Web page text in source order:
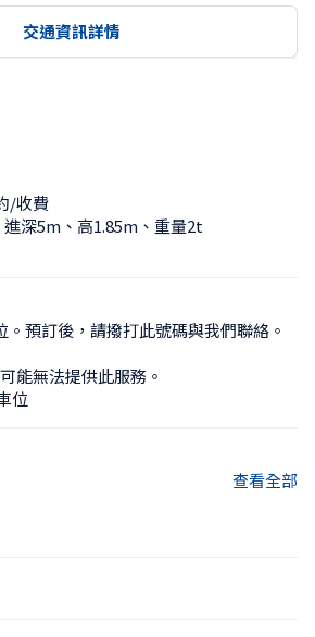
交通資訊詳情
/收費
深5m、高1.85m、重量2t
預訂後，請撥打此號碼與我們聯絡。
能無法提供此服務。
位
查看全部